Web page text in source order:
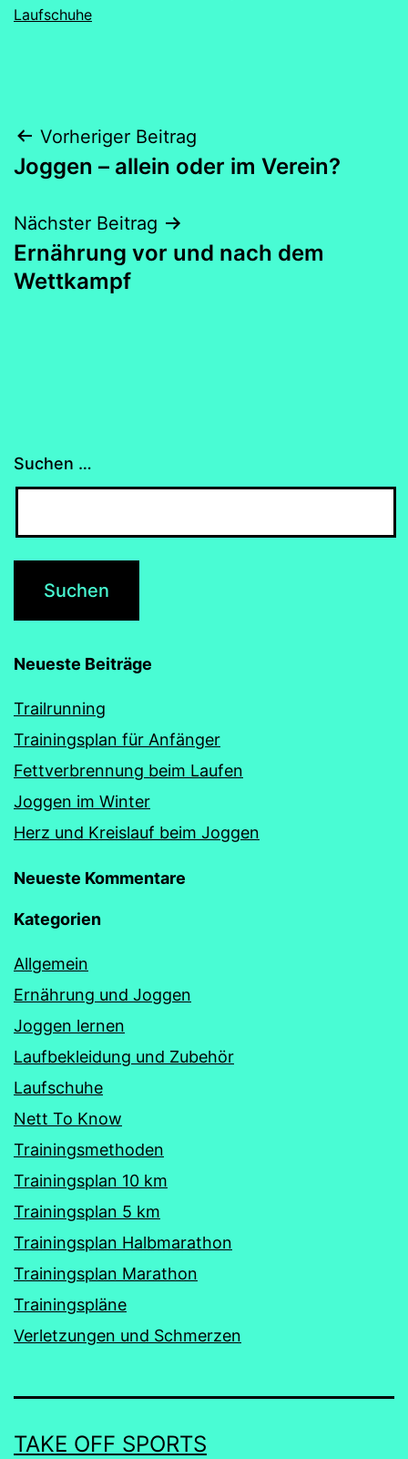
Laufschuhe
Beitragsnavigation
Vorheriger Beitrag
Joggen – allein oder im Verein?
Nächster Beitrag
Ernährung vor und nach dem
Wettkampf
Suchen …
Neueste Beiträge
Trailrunning
Trainingsplan für Anfänger
Fettverbrennung beim Laufen
Joggen im Winter
Herz und Kreislauf beim Joggen
Neueste Kommentare
Kategorien
Allgemein
Ernährung und Joggen
Joggen lernen
Laufbekleidung und Zubehör
Laufschuhe
Nett To Know
Trainingsmethoden
Trainingsplan 10 km
Trainingsplan 5 km
Trainingsplan Halbmarathon
Trainingsplan Marathon
Trainingspläne
Verletzungen und Schmerzen
TAKE OFF SPORTS